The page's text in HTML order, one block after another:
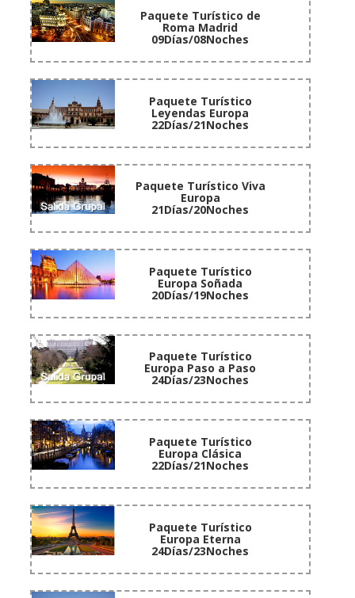
Paquete Turístico de
Roma Madrid
09Días/08Noches
Paquete Turístico
Leyendas Europa
22Días/21Noches
Paquete Turístico Viva
Europa
21Días/20Noches
Paquete Turístico
Europa Soñada
20Días/19Noches
Paquete Turístico
Europa Paso a Paso
24Días/23Noches
Paquete Turístico
Europa Clásica
22Días/21Noches
Paquete Turístico
Europa Eterna
24Días/23Noches